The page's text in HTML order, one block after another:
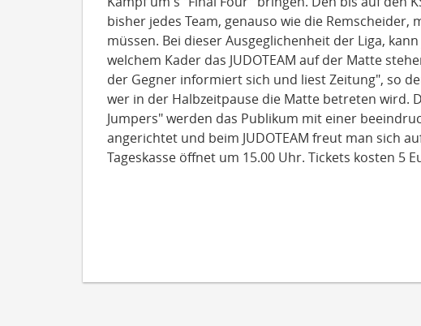
bisher jedes Team, genauso wie die Remscheider,
müssen. Bei dieser Ausgeglichenheit der Liga,
welchem Kader das JUDOTEAM auf der Matte
der Gegner informiert sich und liest Zeitung", so
wer in der Halbzeitpause die Matte betreten wird.
Jumpers" werden das Publikum mit einer
angerichtet und beim JUDOTEAM freut man sich
Tageskasse öffnet um 15.00 Uhr. Tickets kosten 5